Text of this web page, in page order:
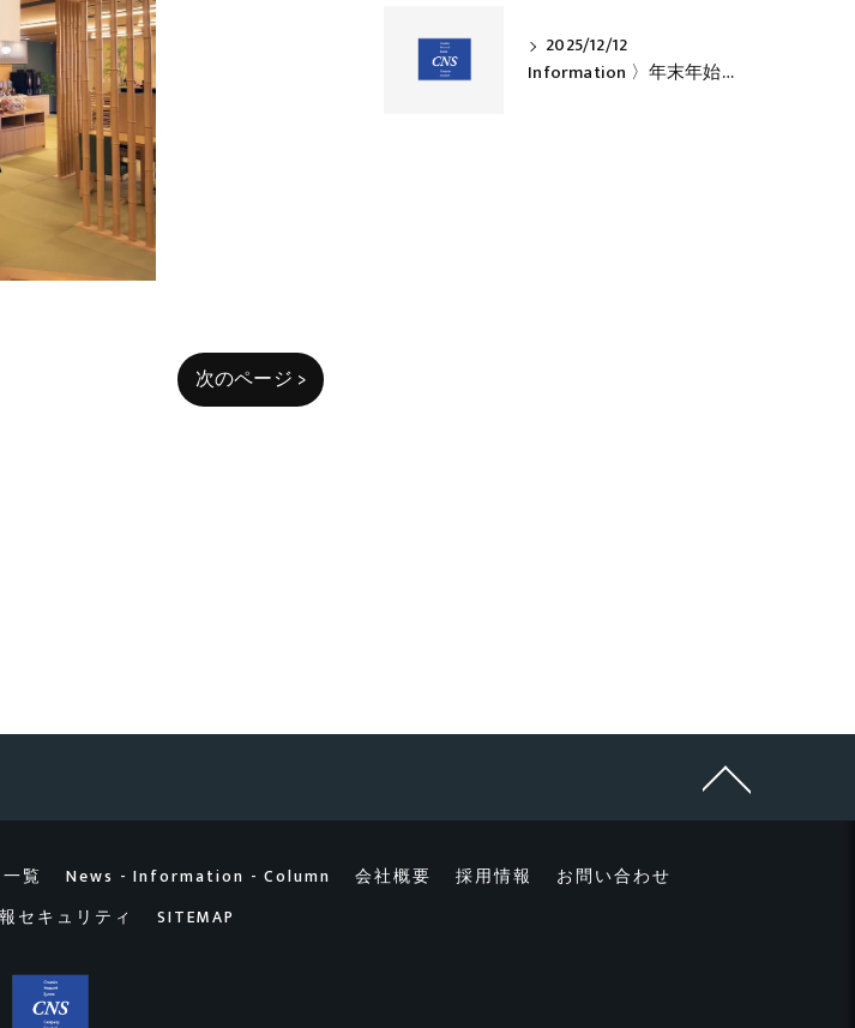
次のページ >
2025/12/12
Information 〉年末年始休業のお知らせ
覧 News - Information - Column 会社概要 採用情報
お問い合わせ
セキュリティ
SITEMAP